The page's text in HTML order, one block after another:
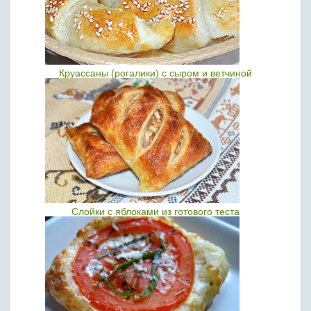
Круассаны (рогалики) с сыром и ветчиной
Слойки с яблоками из готового теста